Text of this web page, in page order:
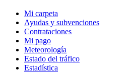
Mi carpeta
Ayudas y subvenciones
Contrataciones
Mi pago
Meteorología
Estado del tráfico
Estadística